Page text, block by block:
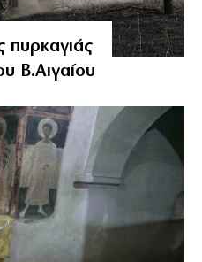
πυρκαγιάς
Β.Αιγαίου